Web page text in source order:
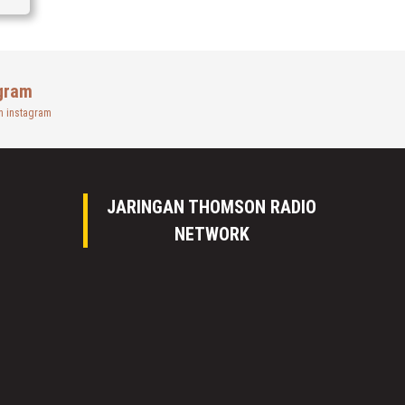
instagram
JARINGAN THOMSON RADIO
NETWORK